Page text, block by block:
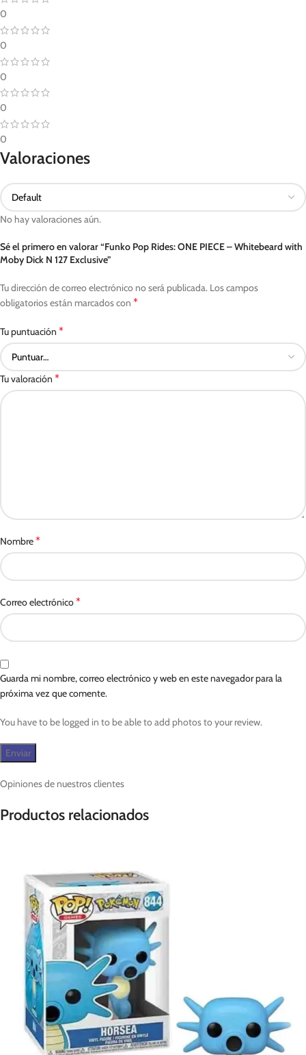
0
0
0
0
0
Valoraciones
No hay valoraciones aún.
Sé el primero en valorar “Funko Pop Rides: ONE PIECE – Whitebeard with
Moby Dick N 127 Exclusive”
Tu dirección de correo electrónico no será publicada. Los campos
obligatorios están marcados con *
Tu puntuación *
Tu valoración *
Nombre*
Correo electrónico*
Guarda mi nombre, correo electrónico y web en este navegador para la
próxima vez que comente.
You have to be logged in to be able to add photos to your review.
Opiniones de nuestros clientes
Productos relacionados